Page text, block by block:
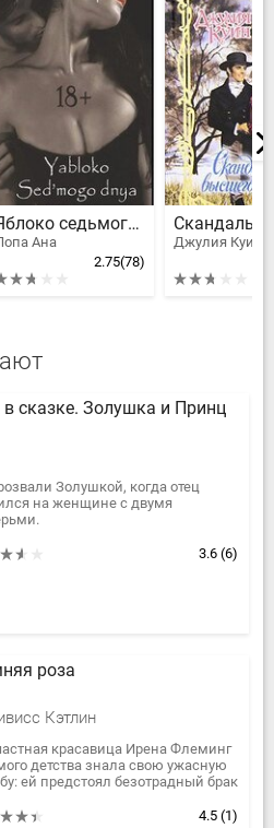
Яблоко седьмого дня
Ана
2.75(78)
в сказке. Золушка и Принц
Золушкой, когда отец
на женщине с двумя
родителей в городе.
3.6 (6)
роза
Кэтлин
красавица Ирена Флеминг
детства знала свою ужасную
ей предстоял безотрадный брак
богат, чтобы...
4.5 (1)